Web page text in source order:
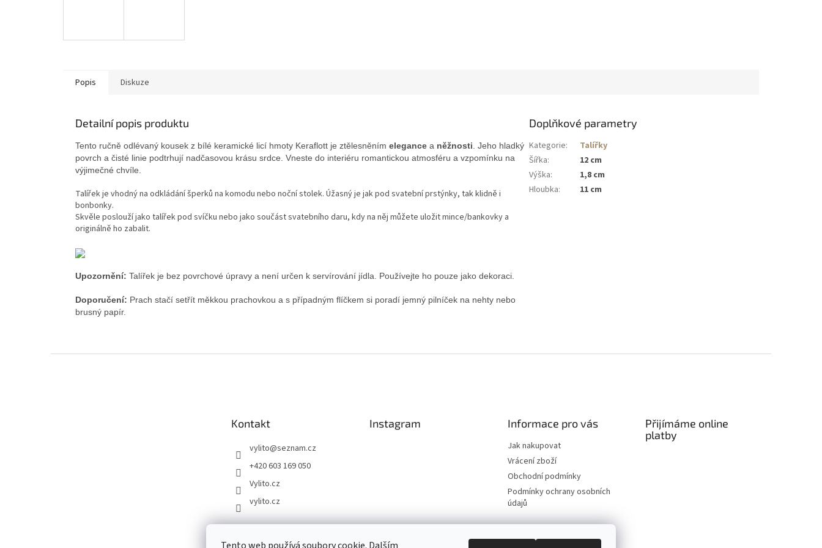
Popis Diskuze
Detailní popis produktu
Tento ručně odlévaný kousek z bílé keramické licí hmoty Keraflott je ztělesněním elegance a něžnosti. Jeho hladký
povrch a čisté linie podtrhují nadčasovou krásu srdce. Vneste do interiéru romantickou atmosféru a vzpomínku na
výjimečné chvíle.
Talířek je vhodný na odkládání šperků na komodu nebo noční stolek. Úžasný je jak pod svatební prstýnky, tak klidně i
bonbonky.
Skvěle poslouží jako talířek pod svíčku nebo jako součást svatebního daru, kdy na něj můžete uložit mince/bankovky a
originálně ho zabalit.
Upozornění: Talířek je bez povrchové úpravy a není určen k servírování jídla. Používejte ho pouze jako dekoraci.
Doporučení: Prach stačí setřít měkkou prachovkou a s případným flíčkem si poradí jemný pilníček na nehty nebo
brusný papír.
Doplňkové parametry
Kategorie:
Talířky
Šířka:
12 cm
Výška:
1,8 cm
Hloubka: 11 cm
Kontakt
vylito@seznam.cz
+420 603 169 050
Vylito.cz
vylito.cz
Instagram Informace pro vás
Jak nakupovat
Vrácení zboží
Obchodní podmínky
Podmínky ochrany osobních
údajů
Přijímáme online
platby